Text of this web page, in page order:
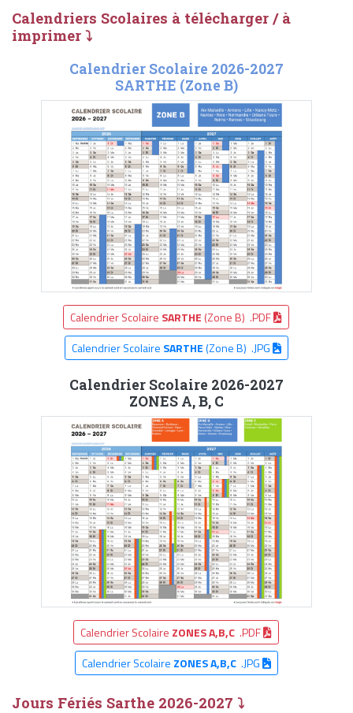
Calendriers Scolaires à télécharger / à
imprimer ⤵
Calendrier Scolaire 2026-2027
SARTHE (Zone B)
Calendrier Scolaire SARTHE (Zone B) .PDF
Calendrier Scolaire SARTHE(Zone B) .JPG
Calendrier Scolaire 2026-2027
ZONES A, B, C
Calendrier Scolaire ZONES A,B,C .PDF
Calendrier Scolaire ZONES A,B,C.JPG
Jours Fériés Sarthe 2026-2027 ⤵